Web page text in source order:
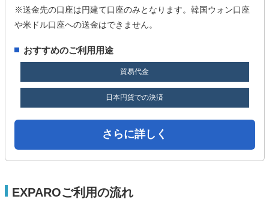
※送金先の口座は円建て口座のみとなります。韓国ウォン口座
や米ドル口座への送金はできません。
おすすめのご利用用途
貿易代金
日本円貨での決済
さらに詳しく
EXPAROご利用の流れ